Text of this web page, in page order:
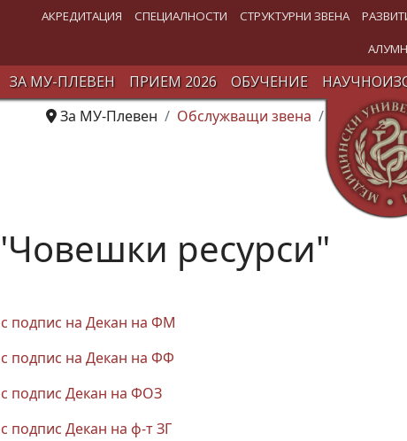
АКРЕДИТАЦИЯ СПЕЦИАЛНОСТИ СТРУКТУРНИ ЗВЕНА
ЗА МУ-ПЛЕВЕН ПРИЕМ 2026 ОБУЧЕНИЕ
За МУ-Плевен
Обслужващи звена Отдел
ресурси"
с подпис на Декан на ФМ
с подпис на Декан на ФФ
с подпис Декан на ФОЗ
подпис Декан на ф-т ЗГ